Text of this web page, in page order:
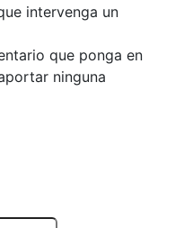
intervenga un
que ponga en
ninguna